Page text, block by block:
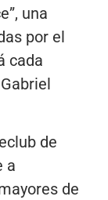
una
por el
cada
de
a
de